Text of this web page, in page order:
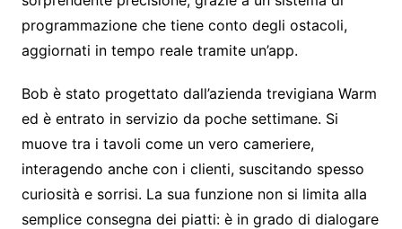
programmazione che tiene conto degli ostacoli,
aggiornati in tempo reale tramite un’app.
Bob è stato progettato dall’azienda trevigiana Warm
ed è entrato in servizio da poche settimane. Si
muove tra i tavoli come un vero cameriere,
interagendo anche con i clienti, suscitando spesso
curiosità e sorrisi. La sua funzione non si limita alla
semplice consegna dei piatti: è in grado di dialogare